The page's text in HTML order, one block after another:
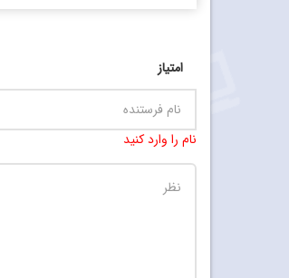
امتیاز
نام را وارد کنید